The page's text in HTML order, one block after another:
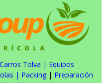
Carros Tolva | Equipos
| Packing | Preparación